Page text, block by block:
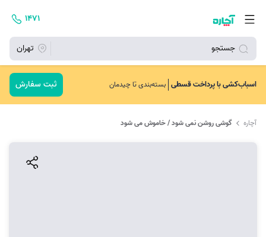
جستجو تهران
۱۴۷۱
اسباب‌کشی با پرداخت قسطی بسته‌بندی تا چیدمان ثبت سفارش
آچاره گوشی روشن نمی شود / خاموش می شود